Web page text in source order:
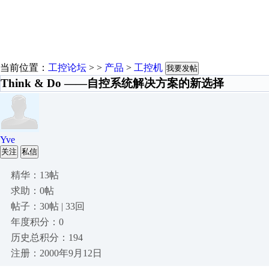
当前位置： 工控论坛 > > 产品 > 工控机 我要发帖
Think & Do ——自控系统解决方案的新选择
Yve
关注 私信
精华：13帖
求助：0帖
帖子：30帖 | 33回
年度积分：0
历史总积分：194
注册：2000年9月12日